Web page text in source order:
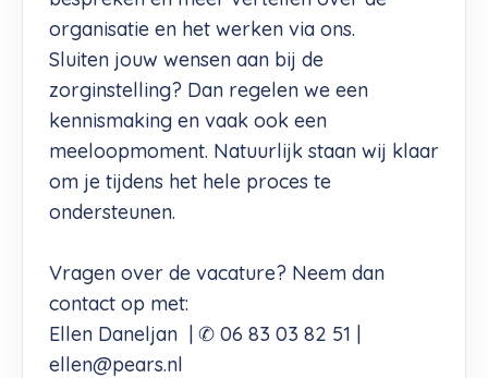
organisatie en het werken via ons.
Sluiten jouw wensen aan bij de
zorginstelling? Dan regelen we een
kennismaking en vaak ook een
meeloopmoment. Natuurlijk staan wij klaar
om je tijdens het hele proces te
ondersteunen.
Vragen over de vacature? Neem dan
contact op met:
Ellen Daneljan | ✆ 06 83 03 82 51 |
ellen@pears.nl